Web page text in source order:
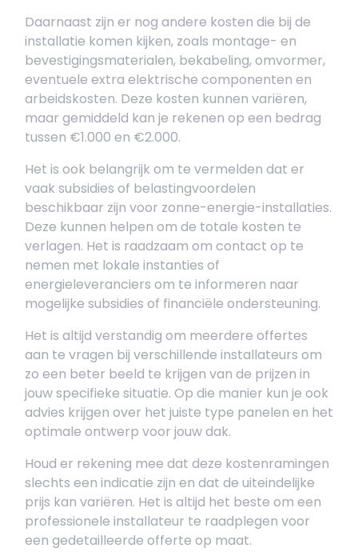
Daarnaast zijn er nog andere kosten die bij de
installatie komen kijken, zoals montage- en
bevestigingsmaterialen, bekabeling, omvormer,
eventuele extra elektrische componenten en
arbeidskosten. Deze kosten kunnen variëren,
maar gemiddeld kan je rekenen op een bedrag
tussen €1.000 en €2.000.
Het is ook belangrijk om te vermelden dat er
vaak subsidies of belastingvoordelen
beschikbaar zijn voor zonne-energie-installaties.
Deze kunnen helpen om de totale kosten te
verlagen. Het is raadzaam om contact op te
nemen met lokale instanties of
energieleveranciers om te informeren naar
mogelijke subsidies of financiële ondersteuning.
Het is altijd verstandig om meerdere offertes
aan te vragen bij verschillende installateurs om
zo een beter beeld te krijgen van de prijzen in
jouw specifieke situatie. Op die manier kun je ook
advies krijgen over het juiste type panelen en het
optimale ontwerp voor jouw dak.
Houd er rekening mee dat deze kostenramingen
slechts een indicatie zijn en dat de uiteindelijke
prijs kan variëren. Het is altijd het beste om een
professionele installateur te raadplegen voor
een gedetailleerde offerte op maat.